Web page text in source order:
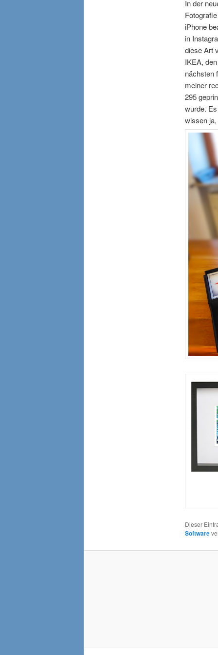
In der
iPhone
in
diese Art
IKEA,
nächsten
meiner
295
wurde.
wissen
Dieser
Software